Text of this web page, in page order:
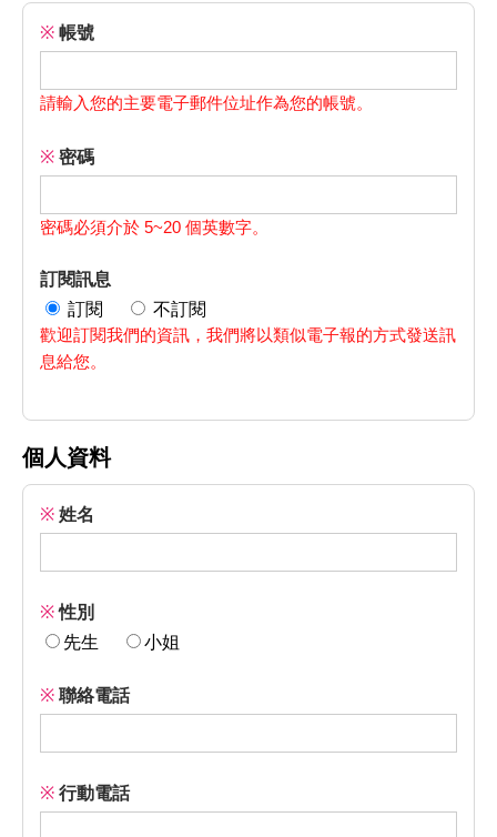
※ 帳號
請輸入您的主要電子郵件位址作為您的帳號。
※ 密碼
密碼必須介於 5~20 個英數字。
訂閱訊息
訂閱
不訂閱
歡迎訂閱我們的資訊，我們將以類似電子報的方式發送訊
息給您。
個人資料
※ 姓名
※性別
先生
小姐
※ 聯絡電話
※ 行動電話